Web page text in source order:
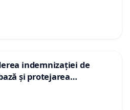
indemnizației de
și protejarea
pentru asistenții